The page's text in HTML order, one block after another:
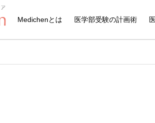
Medichenとは 医学部受験の計画術